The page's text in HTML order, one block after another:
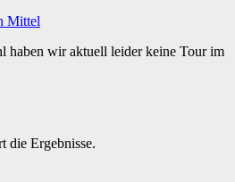
Mittel
haben wir aktuell leider keine Tour im
Ergebnisse.